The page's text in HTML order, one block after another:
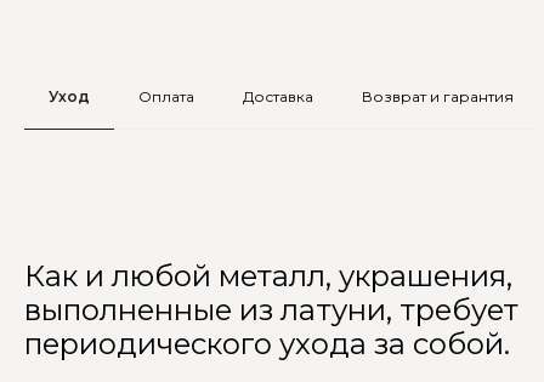
Уход Оплата Доставка Возврат и гарантия
Как и любой металл, украшения,
выполненные из латуни, требует
периодического ухода за собой.